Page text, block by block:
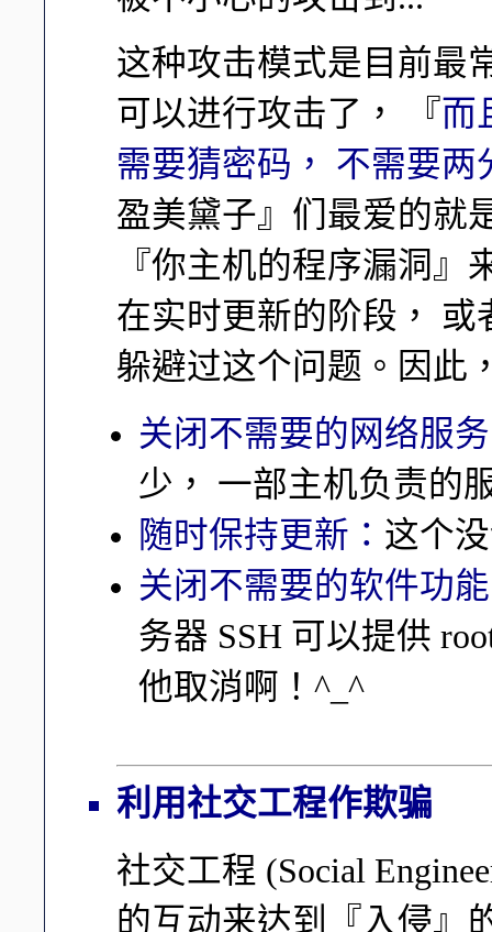
这种攻击模式是目前最
可以进行攻击了， 『而
需要猜密码， 不需要
盈美黛子』们最爱的就
『你主机的程序漏洞
在实时更新的阶段，
躲避过这个问题。因此
关闭不需要的网络服
少， 一部主机负责的
随时保持更新： 这个
关闭不需要的软件功
务器 SSH 可以提供
他取消啊！^_^
利用社交工程作欺骗
社交工程 (Social
的互动来达到『入侵』